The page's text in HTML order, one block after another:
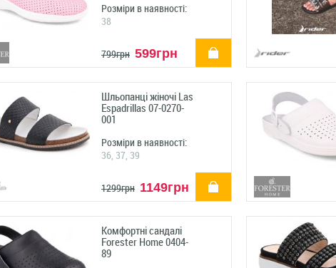
Розміри в наявності:
38
799грн 599грн
Шльопанці жіночі Las
Espadrillas 07-0270-
001
Розміри в наявності:
36, 37, 39
1299грн 1149грн
Комфортні сандалі
Forester Home 0404-
89